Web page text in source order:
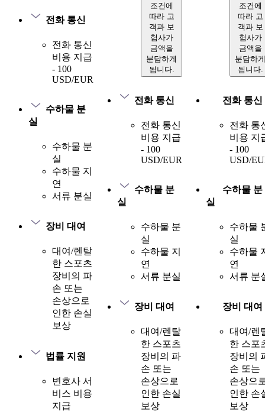
전화 통신
전화 통신
비용 지급
- 100
USD/EUR
수하물 분
실
수하물 분
실
수하물 지
연
서류 분실
장비 대여
대여/렌탈
한 스포츠
장비의 파
손 또는
손상으로
인한 손실
보상
법률 지원
변호사 서
비스 비용
지급
조건에
따라 고
객과 보
험사가
금액을
분담하게
됩니다.
전화 통신
전화 통신
비용 지급
- 100
USD/EUR
수하물 분
실
수하물 분
실
수하물 지
연
서류 분실
장비 대여
대여/렌탈
한 스포츠
장비의 파
손 또는
손상으로
인한 손실
보상
조건에
따라 고
객과 보
험사가
금액을
분담하게
됩니다.
전화 통신
전화 통
비용 지
- 100
USD/
수하물 분
실
수하물
실
수하물
연
서류 분
장비 대여
대여/렌
한 스포
장비의
손 또는
손상으
인한 손
보상